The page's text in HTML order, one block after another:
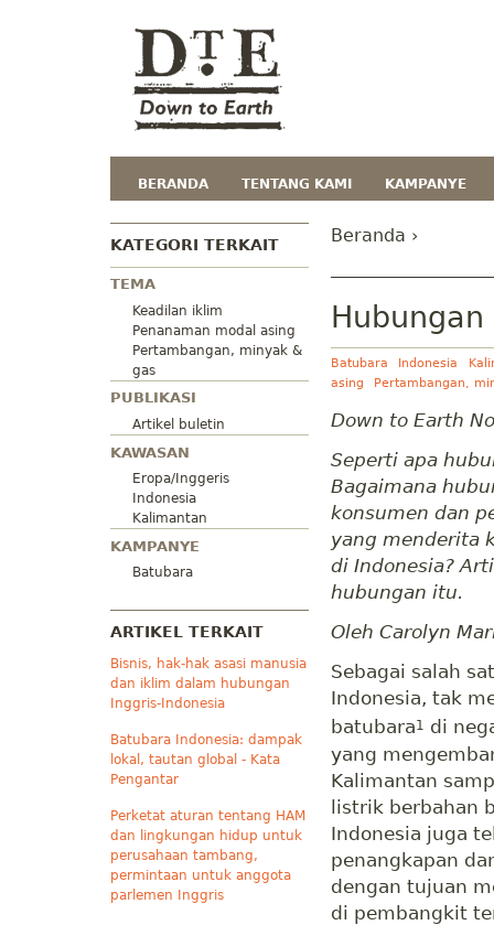
BERANDA TENTANG KAMI KAMPANYE
KATEGORI TERKAIT
TEMA
Keadilan iklim
Penanaman modal asing
Pertambangan, minyak &
gas
PUBLIKASI
Artikel buletin
KAWASAN
Eropa/Inggeris
Indonesia
Kalimantan
KAMPANYE
Batubara
ARTIKEL TERKAIT
Bisnis, hak-hak asasi manusia
dan iklim dalam hubungan
Inggris-Indonesia
Batubara Indonesia: dampak
lokal, tautan global - Kata
Pengantar
Perketat aturan tentang HAM
dan lingkungan hidup untuk
perusahaan tambang,
permintaan untuk anggota
parlemen Inggris
Beranda ›
Batubara Indonesia
asing
Pertambangan,
Down to Earth
Seperti apa
Bagaimana
konsumen dan
yang menderita
di Indonesia?
hubungan itu.
Oleh Carolyn
Sebagai salah
Indonesia, tak
batubara1
di
yang
Kalimantan
listrik berbahan
Indonesia juga
penangkapan
dengan tujuan
di pembangkit